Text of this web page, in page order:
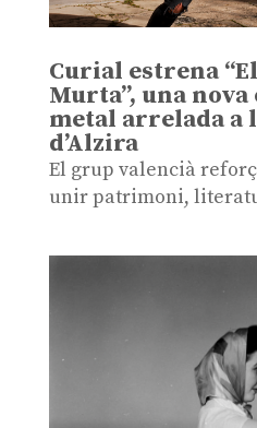
Curial estrena
Murta”, una
metal arrelada a
d’Alzira
El grup valencià
unir patrimoni,